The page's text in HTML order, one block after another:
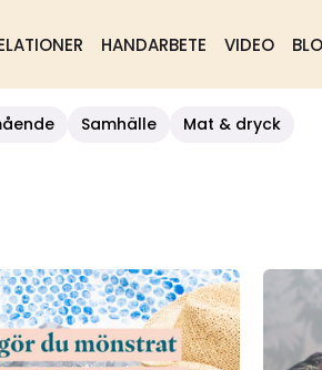
HANDARBETE VIDEO
Samhälle Mat & dryck